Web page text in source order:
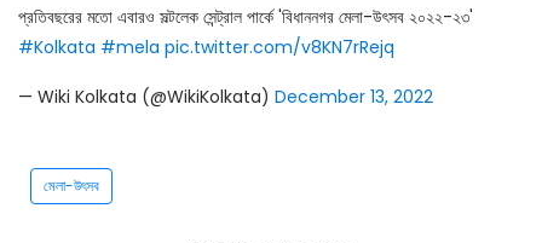
প্রতিবছরের মতো এবারও সল্টলেক সেন্ট্রাল পার্কে 'বিধাননগর মেলা-উৎসব ২০২২-২৩'
#Kolkata #mela pic.twitter.com/v8KN7rRejq
— Wiki Kolkata (@WikiKolkata) December 13, 2022
মেলা-উৎসব